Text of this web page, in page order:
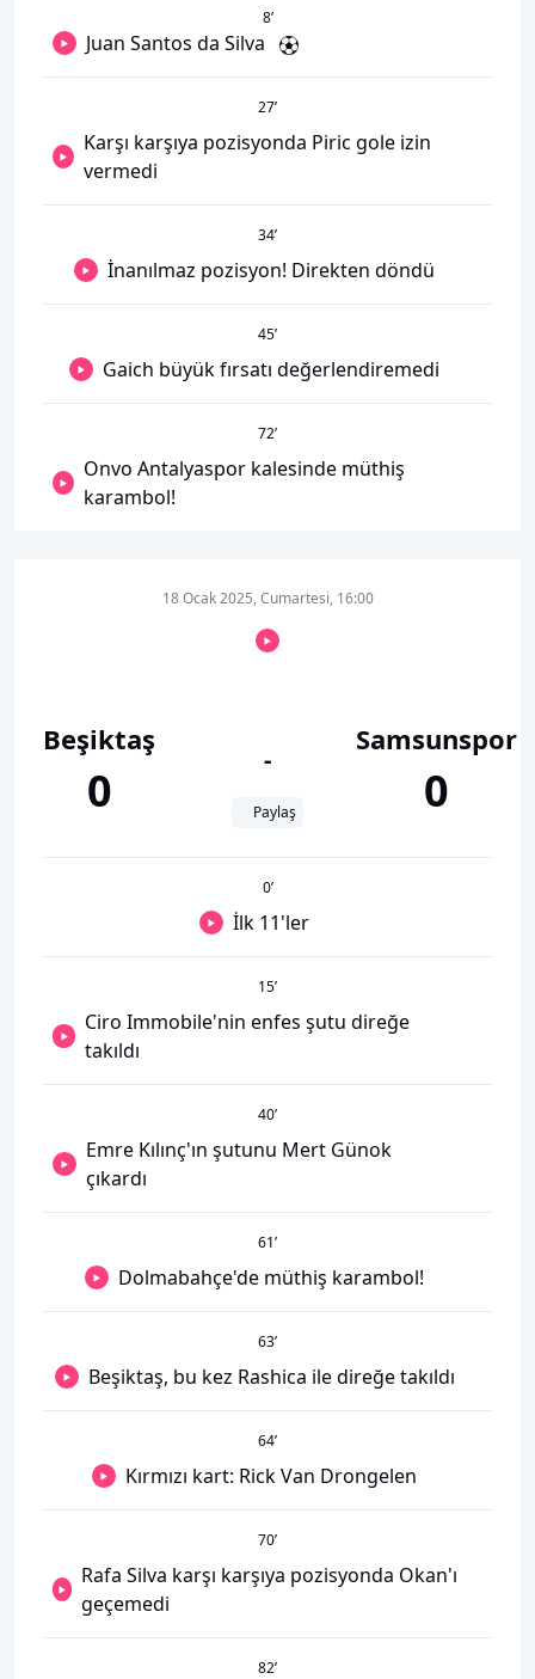
8’
Juan Santos da Silva
27’
Karşı karşıya pozisyonda Piric gole izin
vermedi
34’
İnanılmaz pozisyon! Direkten döndü
45’
Gaich büyük fırsatı değerlendiremedi
72’
Onvo Antalyaspor kalesinde müthiş
karambol!
Beşiktaş
0
18 Ocak 2025, Cumartesi, 16:00
-
Paylaş
Samsunspor
0
0’
İlk 11'ler
15’
Ciro Immobile'nin enfes şutu direğe
takıldı
40’
Emre Kılınç'ın şutunu Mert Günok
çıkardı
61’
Dolmabahçe'de müthiş karambol!
63’
Beşiktaş, bu kez Rashica ile direğe takıldı
64’
Kırmızı kart: Rick Van Drongelen
70’
Rafa Silva karşı karşıya pozisyonda Okan'ı
geçemedi
82’